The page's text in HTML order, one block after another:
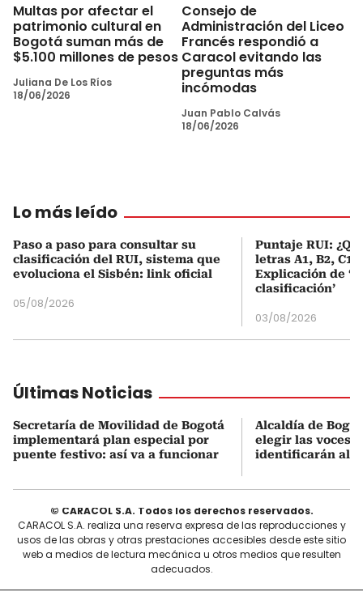
Multas por afectar el
patrimonio cultural en
Bogotá suman más de
$5.100 millones de pesos
Juliana De Los Ríos
18/06/2026
Consejo de
Administración del Liceo
Francés respondió a
Caracol evitando las
preguntas más
incómodas
Juan Pablo Calvás
18/06/2026
Lo más leído
Paso a paso para consultar su
clasificación del RUI, sistema que
evoluciona el Sisbén: link oficial
05/08/2026
Puntaje RUI:
letras A1, B2, C1
Explicación de
clasificación’
03/08/2026
Últimas Noticias
Secretaría de Movilidad de Bogotá
implementará plan especial por
puente festivo: así va a funcionar
Alcaldía de
elegir las voces
identificarán al
© CARACOL S.A. Todos los derechos reservados.
CARACOL S.A. realiza una reserva expresa de las reproducciones y
usos de las obras y otras prestaciones accesibles desde este sitio
web a medios de lectura mecánica u otros medios que resulten
adecuados.